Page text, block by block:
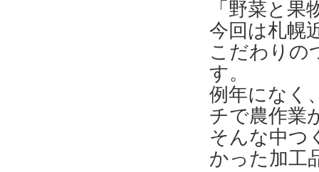
「野菜と
今回は札幌
こだわりの
す。
例年になく
チで農作業
そんな中つ
かった加工